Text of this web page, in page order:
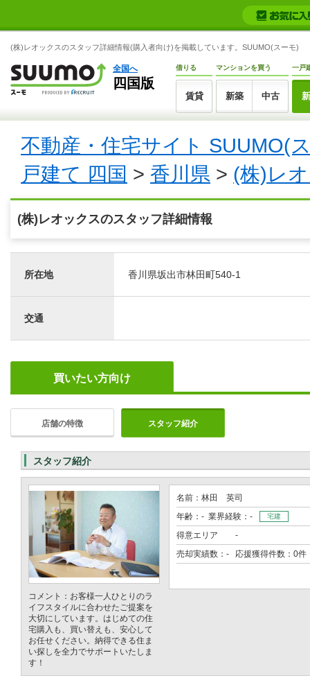
(株)レオックスのスタッフ詳細情報(購入者向け)を掲載しています。SUUMO(スーモ)
全国へ
四国版
借りる
賃貸
マンションを買う
新築 中古
一戸
不動産・住宅サイト SUUMO(
戸建て 四国 > 香川県 > (株)レ
(株)レオックスのスタッフ詳細情報
所在地 香川県坂出市林田町540-1
交通
買いたい方向け
店舗の特徴 スタッフ紹介
スタッフ紹介
コメント：お客様一人ひとりのラ
イフスタイルに合わせたご提案を
大切にしています。はじめての住
宅購入も、買い替えも、安心して
お任せください。納得できる住ま
い探しを全力でサポートいたしま
す！
名前：林田 英司
年齢：- 業界経験：-
宅建
得意エリア
-
売却実績数：- 応援獲得件数：0件